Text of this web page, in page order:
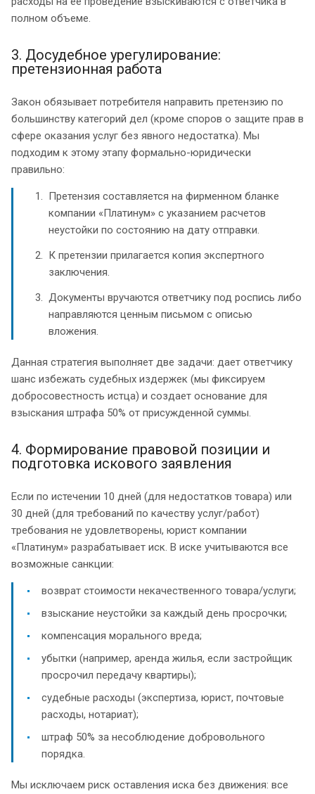
полном объеме.
3. Досудебное урегулирование:
претензионная работа
Закон обязывает потребителя направить претензию по
большинству категорий дел (кроме споров о защите прав в
сфере оказания услуг без явного недостатка). Мы
подходим к этому этапу формально-юридически
правильно:
Претензия составляется на фирменном бланке
компании «Платинум» с указанием расчетов
неустойки по состоянию на дату отправки.
К претензии прилагается копия экспертного
заключения.
Документы вручаются ответчику под роспись либо
направляются ценным письмом с описью
вложения.
Данная стратегия выполняет две задачи: дает ответчику
шанс избежать судебных издержек (мы фиксируем
добросовестность истца) и создает основание для
взыскания штрафа 50% от присужденной суммы.
4. Формирование правовой позиции и
подготовка искового заявления
Если по истечении 10 дней (для недостатков товара) или
30 дней (для требований по качеству услуг/работ)
требования не удовлетворены, юрист компании
«Платинум» разрабатывает иск. В иске учитываются все
возможные санкции:
возврат стоимости некачественного товара/услуги;
взыскание неустойки за каждый день просрочки;
компенсация морального вреда;
убытки (например, аренда жилья, если застройщик
просрочил передачу квартиры);
судебные расходы (экспертиза, юрист, почтовые
расходы, нотариат);
штраф 50% за несоблюдение добровольного
порядка.
Мы исключаем риск оставления иска без движения: все